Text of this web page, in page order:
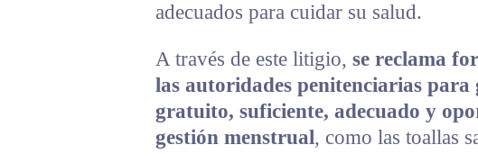
adecuados para cuidar su salud.
A través de este litigio, se reclama
las autoridades penitenciarias para
gratuito, suficiente, adecuado y
gestión menstrual, como las toallas